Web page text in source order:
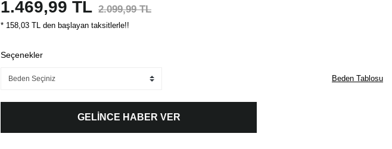
1.469,99 TL 2.099,99 TL
* 158,03 TL den başlayan taksitlerle!!
Seçenekler
Beden Tablosu
GELİNCE HABER VER